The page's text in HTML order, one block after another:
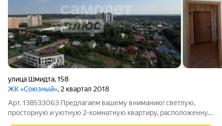
улица Шмидта,158
ЖК «Союзный», 2 квартал 2018
Арт. 138533063 Предлагаем вашему вниманию! светлую,
просторную и уютную 2-комнатную квартиру, расположенную